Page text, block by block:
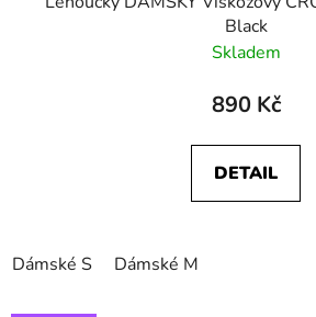
Black
Skladem
890 Kč
DETAIL
Dámské S Dámské M